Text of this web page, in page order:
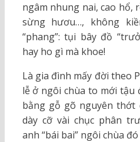
ngâm nhung nai, cao hổ,
sừng hươu…, không
“phang”: tụi bây đồ
hay ho gì mà khoe!
Là gia đình mấy đời theo
lễ ở ngôi chùa to mới tậu
bằng gỗ gõ nguyên thớt
dày cỡ vài chục phân
anh “bái bai” ngôi chùa